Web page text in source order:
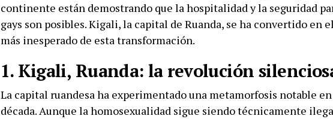
continente están demostrando que la hospitalidad y la seguridad
gays son posibles. Kigali, la capital de Ruanda, se ha convertido en
más inesperado de esta transformación.
1. Kigali, Ruanda: la revolución
La capital ruandesa ha experimentado una metamorfosis notable
década. Aunque la homosexualidad sigue siendo técnicamente